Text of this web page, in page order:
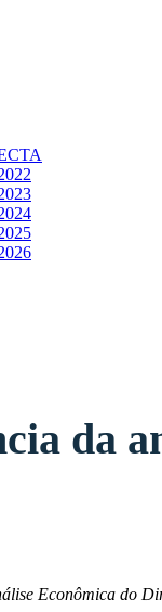
da
Econômica do